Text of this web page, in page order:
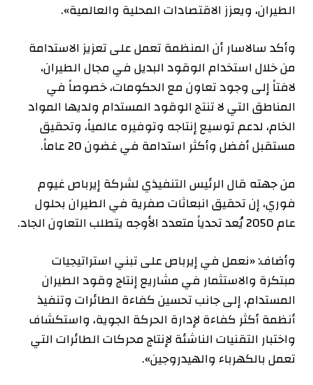
الطيران، ويعزز الاقتصادات المحلية والعالمية».
وأكد سالاسار أن المنظمة تعمل على تعزيز الاستدامة
من خلال استخدام الوقود البديل في مجال الطيران،
لافتاً إلى وجود تعاون مع الحكومات، خصوصاً في
المناطق التي لا تنتج الوقود المستدام ولديها المواد
الخام، لدعم توسيع إنتاجه وتوفيره عالمياً، وتحقيق
مستقبل أفضل وأكثر استدامة في غضون 20 عاماً.
من جهته قال الرئيس التنفيذي لشركة إيرباص غيوم
فوري، إن تحقيق انبعاثات صفرية في الطيران بحلول
عام 2050 يُعد تحدياً متعدد الأوجه يتطلب التعاون الجاد.
وأضاف: «نعمل في إيرباص على تبني استراتيجيات
مبتكرة والاستثمار في مشاريع إنتاج وقود الطيران
المستدام، إلى جانب تحسين كفاءة الطائرات وتنفيذ
أنظمة أكثر كفاءة لإدارة الحركة الجوية، واستكشاف
واختبار التقنيات الناشئة لإنتاج محركات الطائرات التي
تعمل بالكهرباء والهيدروجين».